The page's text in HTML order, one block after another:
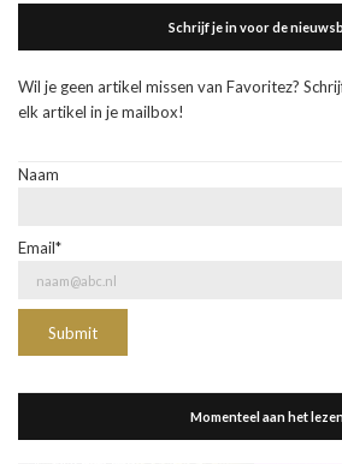
Schrijf je in voor de
Wil je geen artikel missen van Favoritez?
elk artikel in je mailbox!
Naam
Email*
Momenteel aan het